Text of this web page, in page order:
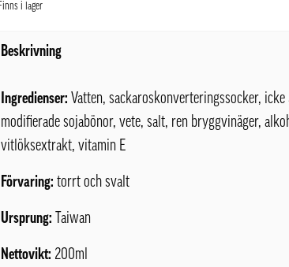
Finns i lager
Beskrivning
Ingredienser: Vatten, sackaroskonverteringssocker,
modifierade sojabönor, vete, salt, ren bryggvinäger,
vitlöksextrakt, vitamin E
Förvaring: torrt och svalt
Ursprung: Taiwan
Nettovikt: 200ml